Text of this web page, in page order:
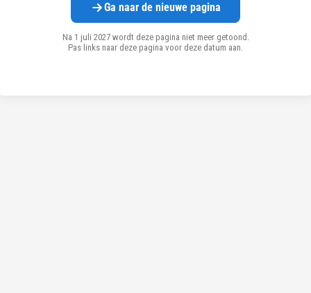
Ga naar de nieuwe pagina
Na 1 juli 2027 wordt deze pagina niet meer getoond.
Pas links naar deze pagina voor deze datum aan.